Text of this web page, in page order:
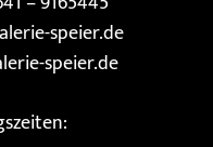
speier.de
speier.de